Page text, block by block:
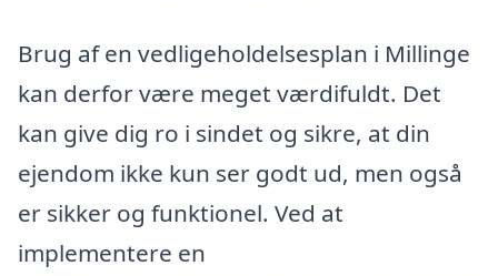
Brug af en vedligeholdelsesplan i Millinge
kan derfor være meget værdifuldt. Det
kan give dig ro i sindet og sikre, at din
ejendom ikke kun ser godt ud, men også
er sikker og funktionel. Ved at
implementere en